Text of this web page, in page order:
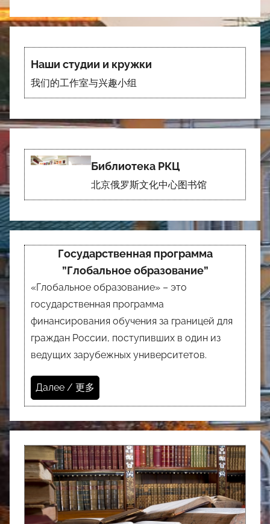
Наши студии и кружки
我们的工作室与兴趣小组
Библиотека РКЦ
北京俄罗斯文化中心图书馆
Государственная программа
”Глобальное образование”
«Глобальное образование» – это
государственная программа
финансирования обучения за границей для
граждан России, поступивших в один из
ведущих зарубежных университетов.
Далее / 更多